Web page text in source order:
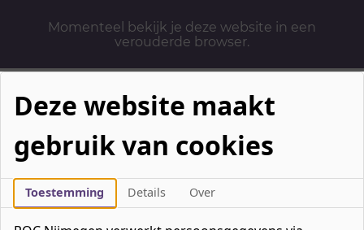
Momenteel bekijk je deze website in een
verouderde browser.
Mbo-opleidingen
Werken & Leren
Mavo / havo / vwo
Deze website maakt
gebruik van cookies
Toestemming Details Over